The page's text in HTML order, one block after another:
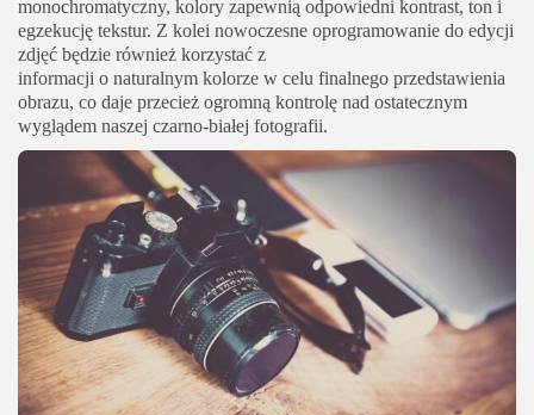
monochromatyczny, kolory zapewnią odpowiedni kontrast, ton i
egzekucję tekstur. Z kolei nowoczesne oprogramowanie do edycji
zdjęć będzie również korzystać z
informacji o naturalnym kolorze w celu finalnego przedstawienia
obrazu, co daje przecież ogromną kontrolę nad ostatecznym
wyglądem naszej czarno-białej fotografii.